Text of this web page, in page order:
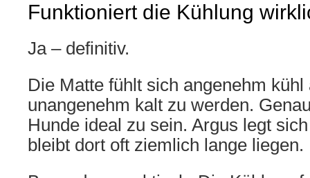
Funktioniert die Kühlung
Ja – definitiv.
Die Matte fühlt sich angenehm kühl
unangenehm kalt zu werden.
Hunde ideal zu sein. Argus legt
bleibt dort oft ziemlich lange liegen.